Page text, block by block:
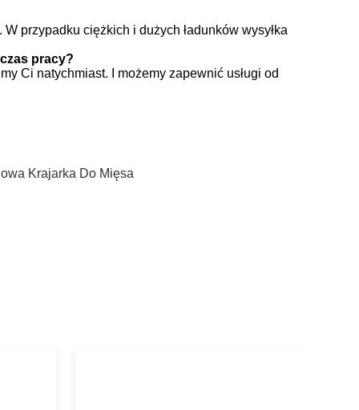
W przypadku ciężkich i dużych ładunków wysyłka
pracy?
Ci natychmiast.
I możemy zapewnić usługi od
Krajarka Do Mięsa